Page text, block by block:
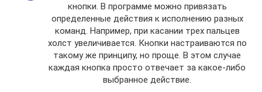
кнопки. В программе можно привязать
определенные действия к исполнению разных
команд. Например, при касании трех пальцев
холст увеличивается. Кнопки настраиваются по
такому же принципу, но проще. В этом случае
каждая кнопка просто отвечает за какое-либо
выбранное действие.